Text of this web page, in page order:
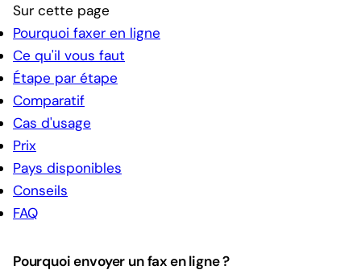
Sur cette page
Pourquoi faxer en ligne
Ce qu'il vous faut
Étape par étape
Comparatif
Cas d'usage
Prix
Pays disponibles
Conseils
FAQ
Pourquoi envoyer un fax en ligne ?